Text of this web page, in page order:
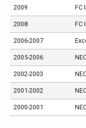
2009 FC
2008 FC
2006-2007
2005-2006
2002-2003
2001-2002
2000-2001